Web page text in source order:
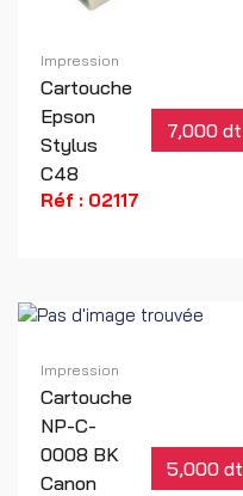
Impression
Cartouche
Epson
Stylus
C48
7,000 dt
Réf : 02117
Impression
Cartouche
NP-C-
0008 BK
Canon
5,000 dt